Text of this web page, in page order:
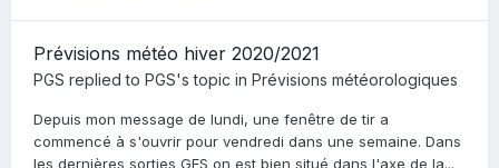
Prévisions météo hiver 2020/2021
PGS replied to PGS's topic in Prévisions météorologiques
Depuis mon message de lundi, une fenêtre de tir a
commencé à s'ouvrir pour vendredi dans une semaine. Dans
les dernières sorties GFS on est bien situé dans l'axe de la...